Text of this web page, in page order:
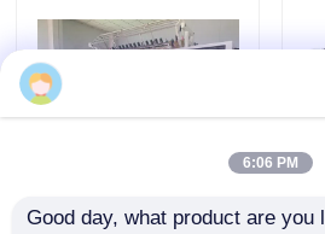
連絡 ください
ケース
1400RPM1.7m コンピ B
6:06 PM
Good day, what product are you